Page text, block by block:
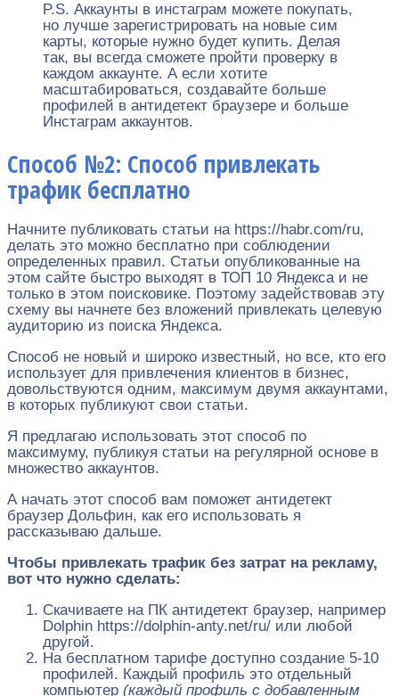
P.S. Аккаунты в инстаграм можете покупать,
но лучше зарегистрировать на новые сим
карты, которые нужно будет купить. Делая
так, вы всегда сможете пройти проверку в
каждом аккаунте. А если хотите
масштабироваться, создавайте больше
профилей в антидетект браузере и больше
Инстаграм аккаунтов.
Способ №2: Способ привлекать
трафик бесплатно
Начните публиковать статьи на https://habr.com/ru,
делать это можно бесплатно при соблюдении
определенных правил. Статьи опубликованные на
этом сайте быстро выходят в ТОП 10 Яндекса и не
только в этом поисковике. Поэтому задействовав эту
схему вы начнете без вложений привлекать целевую
аудиторию из поиска Яндекса.
Способ не новый и широко известный, но все, кто его
использует для привлечения клиентов в бизнес,
довольствуются одним, максимум двумя аккаунтами,
в которых публикуют свои статьи.
Я предлагаю использовать этот способ по
максимуму, публикуя статьи на регулярной основе в
множество аккаунтов.
А начать этот способ вам поможет антидетект
браузер Дольфин, как его использовать я
рассказываю дальше.
Чтобы привлекать трафик без затрат на рекламу,
вот что нужно сделать:
Скачиваете на ПК антидетект браузер, например
Dolphin https://dolphin-anty.net/ru/ или любой
другой.
На бесплатном тарифе доступно создание 5-10
профилей. Каждый профиль это отдельный
компьютер (каждый профиль с добавленным